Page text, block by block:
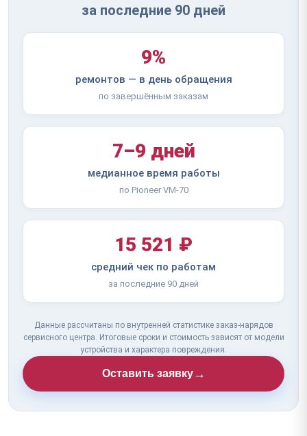
за последние 90 дней
9%
ремонтов — в день обращения
по завершённым заказам
7–9 дней
медианное время работы
по Pioneer VM-70
15 521 ₽
средний чек по работам
за последние 90 дней
Данные рассчитаны по внутренней статистике заказ-нарядов
сервисного центра. Итоговые сроки и стоимость зависят от модели
устройства и характера повреждения.
Оставить заявку→